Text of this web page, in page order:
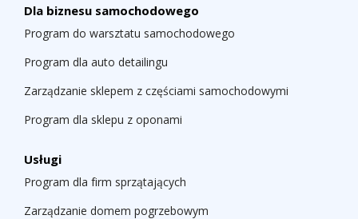
Dla biznesu samochodowego
Program do warsztatu samochodowego
Program dla auto detailingu
Zarządzanie sklepem z częściami samochodowymi
Program dla sklepu z oponami
Usługi
Program dla firm sprzątających
Zarządzanie domem pogrzebowym